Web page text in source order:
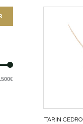
mínimo
máximo
TARIN CEDRO